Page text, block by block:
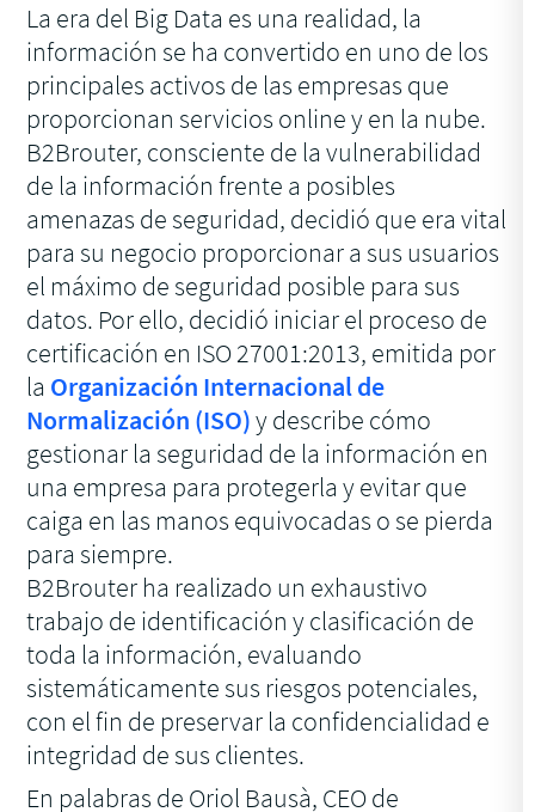
La era del Big Data es una realidad, la
información se ha convertido en uno de los
principales activos de las empresas que
proporcionan servicios online y en la nube.
B2Brouter, consciente de la vulnerabilidad
de la información frente a posibles
amenazas de seguridad, decidió que era vital
para su negocio proporcionar a sus usuarios
el máximo de seguridad posible para sus
datos. Por ello, decidió iniciar el proceso de
certificación en ISO 27001:2013, emitida por
la Organización Internacional de
Normalización (ISO)y describe cómo
gestionar la seguridad de la información en
una empresa para protegerla y evitar que
caiga en las manos equivocadas o se pierda
para siempre.
B2Brouter ha realizado un exhaustivo
trabajo de identificación y clasificación de
toda la información, evaluando
sistemáticamente sus riesgos potenciales,
con el fin de preservar la confidencialidad e
integridad de sus clientes.
En palabras de Oriol Bausà, CEO de